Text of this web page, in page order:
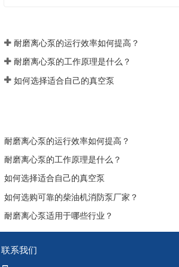
耐磨离心泵的运行效率如何提高？
耐磨离心泵的工作原理是什么？
如何选择适合自己的真空泵
耐磨离心泵的运行效率如何提高？
耐磨离心泵的工作原理是什么？
如何选择适合自己的真空泵
如何选购可靠的柴油机消防泵厂家？
耐磨离心泵适用于哪些行业？
联系我们